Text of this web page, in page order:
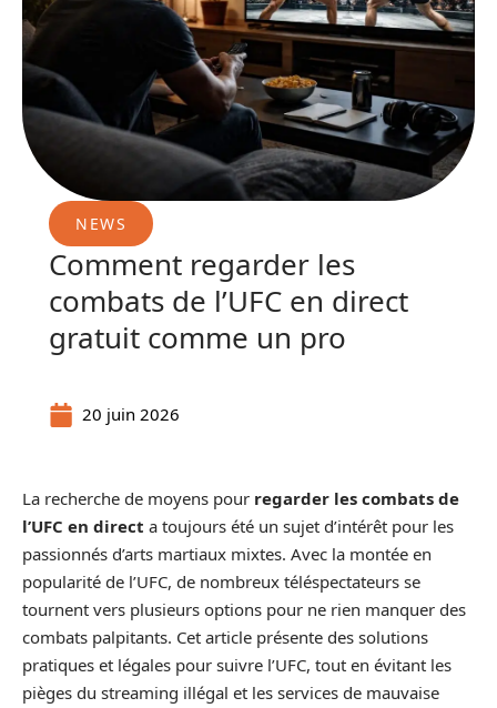
NEWS
Comment regarder les
combats de l’UFC en direct
gratuit comme un pro
20 juin 2026
La recherche de moyens pour regarder les combats de
l’UFC en direct a toujours été un sujet d’intérêt pour les
passionnés d’arts martiaux mixtes. Avec la montée en
popularité de l’UFC, de nombreux téléspectateurs se
tournent vers plusieurs options pour ne rien manquer des
combats palpitants. Cet article présente des solutions
pratiques et légales pour suivre l’UFC, tout en évitant les
pièges du streaming illégal et les services de mauvaise